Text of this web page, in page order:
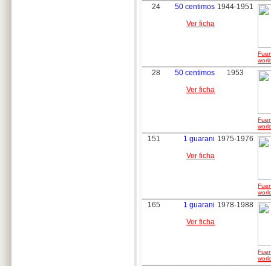
24
50 centimos
Ver ficha
1944-1951
28
50 centimos
Ver ficha
1953
151
1 guarani
Ver ficha
1975-1976
165
1 guarani
Ver ficha
1978-1988